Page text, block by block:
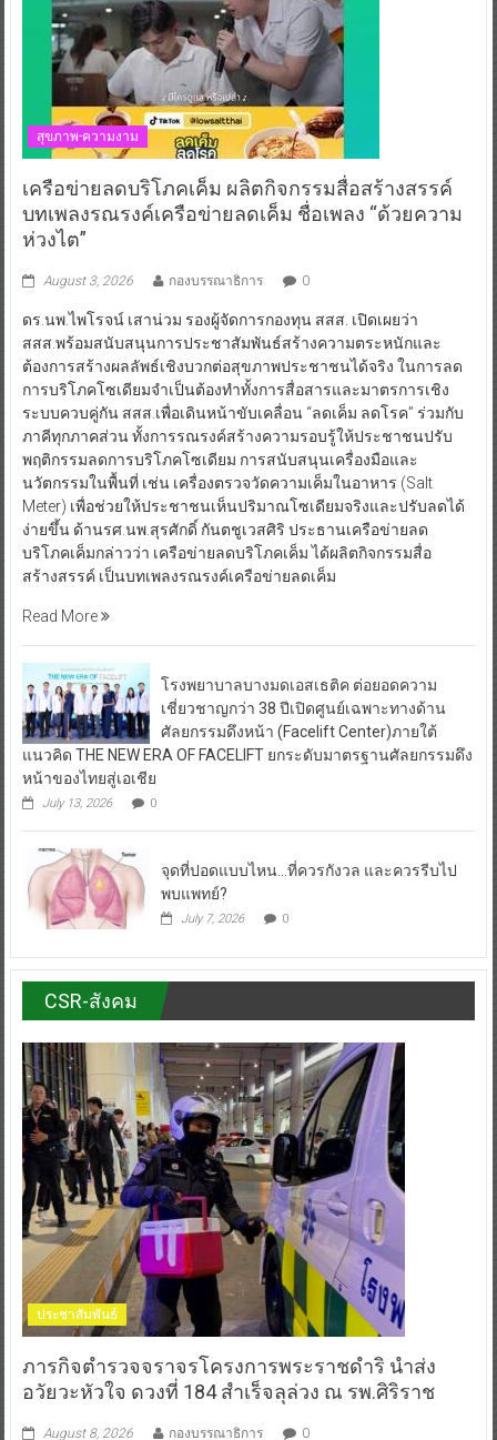
สุขภาพ-ความงาม
เครือข่ายลดบริโภคเค็ม ผลิตกิจกรรมสื่อสร้างสรรค์
บทเพลงรณรงค์เครือข่ายลดเค็ม ชื่อเพลง “ด้วยความ
ห่วงไต”
August 3, 2026 กองบรรณาธิการ 0
ดร.นพ.ไพโรจน์ เสาน่วม รองผู้จัดการกองทุน สสส. เปิดเผยว่า
สสส.พร้อมสนับสนุนการประชาสัมพันธ์สร้างความตระหนักและ
ต้องการสร้างผลลัพธ์เชิงบวกต่อสุขภาพประชาชนได้จริง ในการลด
การบริโภคโซเดียมจำเป็นต้องทำทั้งการสื่อสารและมาตรการเชิง
ระบบควบคู่กัน สสส.เพื่อเดินหน้าขับเคลื่อน “ลดเค็ม ลดโรค” ร่วมกับ
ภาคีทุกภาคส่วน ทั้งการรณรงค์สร้างความรอบรู้ให้ประชาชนปรับ
พฤติกรรมลดการบริโภคโซเดียม การสนับสนุนเครื่องมือและ
นวัตกรรมในพื้นที่ เช่น เครื่องตรวจวัดความเค็มในอาหาร (Salt
Meter) เพื่อช่วยให้ประชาชนเห็นปริมาณโซเดียมจริงและปรับลดได้
ง่ายขึ้น ด้านรศ.นพ.สุรศักดิ์ กันตชูเวสศิริ ประธานเครือข่ายลด
บริโภคเค็มกล่าวว่า เครือข่ายลดบริโภคเค็ม ได้ผลิตกิจกรรมสื่อ
สร้างสรรค์ เป็นบทเพลงรณรงค์เครือข่ายลดเค็ม
Read More
โรงพยาบาลบางมดเอสเธติค ต่อยอดความ
เชี่ยวชาญกว่า 38 ปีเปิดศูนย์เฉพาะทางด้าน
ศัลยกรรมดึงหน้า (Facelift Center)ภายใต้
แนวคิด THE NEW ERA OF FACELIFT ยกระดับมาตรฐานศัลยกรรมดึง
หน้าของไทยสู่เอเชีย
July 13, 2026 0
จุดที่ปอดแบบไหน…ที่ควรกังวล และควรรีบไป
พบแพทย์?
July 7, 2026 0
CSR-สังคม
ประชาสัมพันธ์
ภารกิจตำรวจจราจรโครงการพระราชดำริ นำส่ง
อวัยวะหัวใจ ดวงที่ 184 สำเร็จลุล่วง ณ รพ.ศิริราช
August 8, 2026 กองบรรณาธิการ 0